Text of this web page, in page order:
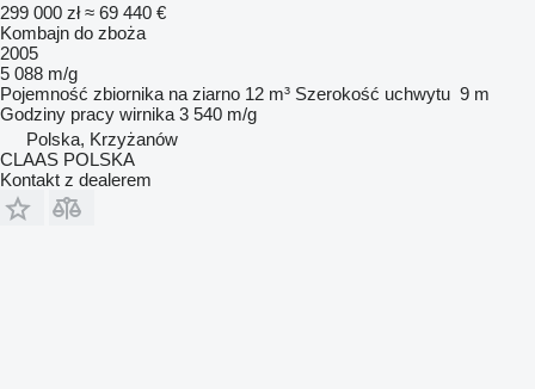
299 000 zł ≈ 69 440 €
Kombajn do zboża
2005
5 088 m/g
Pojemność zbiornika na ziarno 12 m³ Szerokość uchwytu 9 m
Godziny pracy wirnika 3 540 m/g
Polska, Krzyżanów
CLAAS POLSKA
Kontakt z dealerem